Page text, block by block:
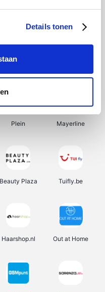
Details tonen
Bergfreunde Smartwatchbanden
Plein Mayerline
Beauty Plaza Tuifly.be
Haarshop.nl Out at Home